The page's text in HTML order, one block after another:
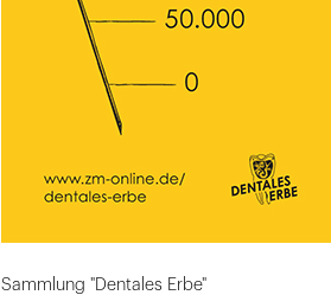
Sammlung "Dentales Erbe"